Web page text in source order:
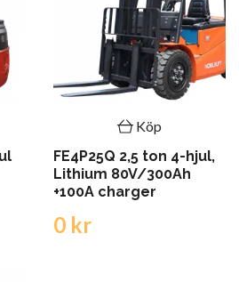
Köp
FE4P25Q 2,5 ton 4-hjul,
Lithium 80V/300Ah
+100A charger
0 kr